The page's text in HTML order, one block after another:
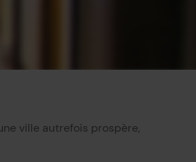
ville autrefois prospère,